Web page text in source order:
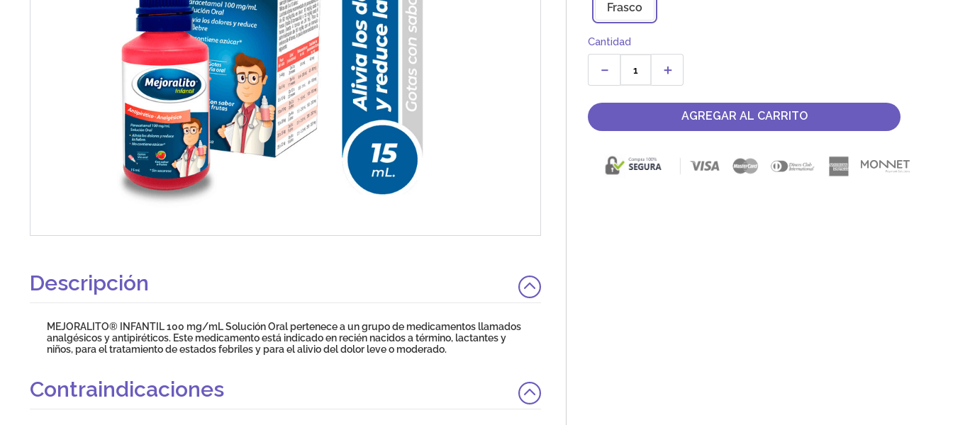
Descripción
MEJORALITO® INFANTIL 100 mg/mL Solución Oral pertenece a un grupo de medicamentos llamados
analgésicos y antipiréticos. Este medicamento está indicado en recién nacidos a término, lactantes y
niños, para el tratamiento de estados febriles y para el alivio del dolor leve o moderado.
Contraindicaciones
Frasco
Cantidad
＋
－
AGREGAR AL CARRITO